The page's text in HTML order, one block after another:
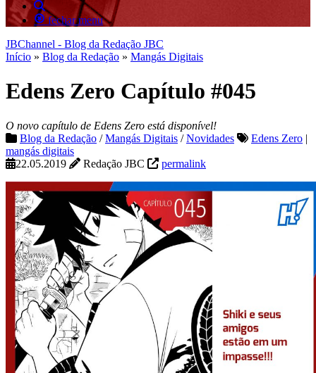
fechar menu
JBChannel - Blog da Redação JBC
Início » Blog da Redação » Mangás Digitais
Edens Zero Capítulo #045
O novo capítulo de Edens Zero está disponível!
Blog da Redação /Mangás Digitais /Novidades Edens Zero |
mangás digitais
22.05.2019
Redação JBC permalink